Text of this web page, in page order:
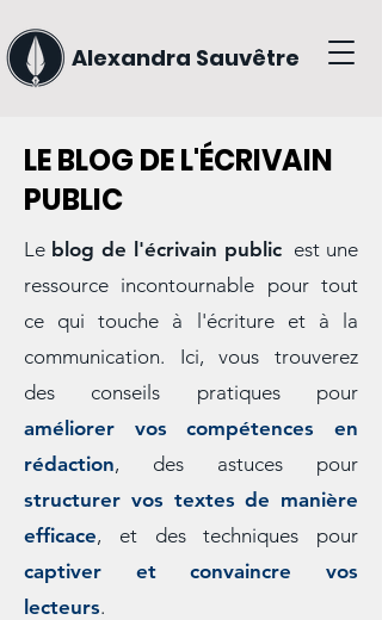
Alexandra Sauvêtre
LE BLOG DE L'ÉCRIVAIN
PUBLIC
Le blog de l'écrivain public est une
ressource incontournable pour tout
ce qui touche à l'écriture et à la
communication. Ici, vous trouverez
des conseils pratiques pour
améliorer vos compétences en
rédaction, des astuces pour
structurer vos textes de manière
efficace, et des techniques pour
captiver et convaincre vos
lecteurs.